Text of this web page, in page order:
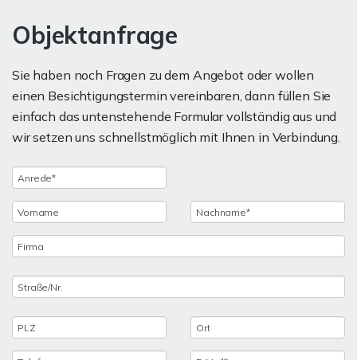
Objektanfrage
Sie haben noch Fragen zu dem Angebot oder wollen
einen Besichtigungstermin vereinbaren, dann füllen Sie
einfach das untenstehende Formular vollständig aus und
wir setzen uns schnellstmöglich mit Ihnen in Verbindung.